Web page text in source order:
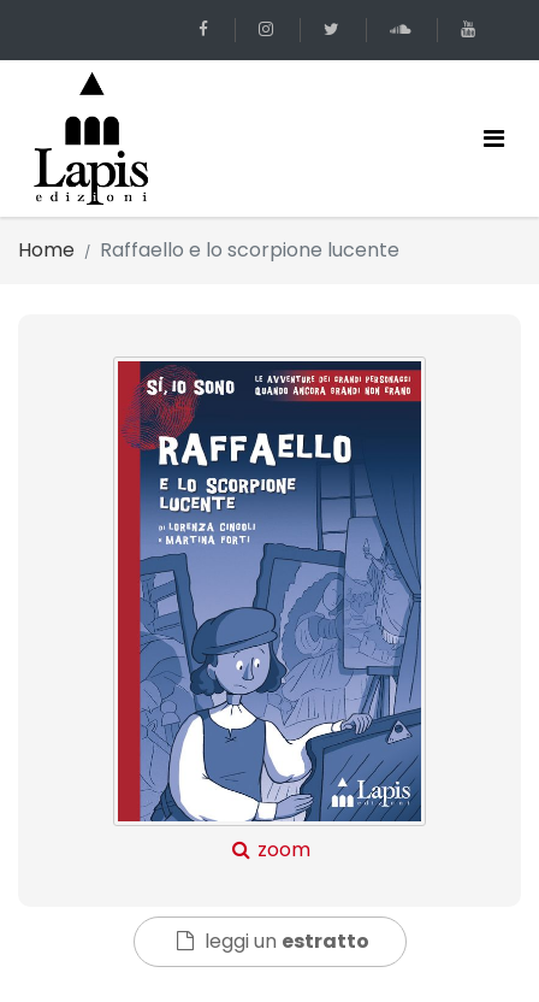
Home Raffaello e lo scorpione lucente
zoom
leggi un estratto